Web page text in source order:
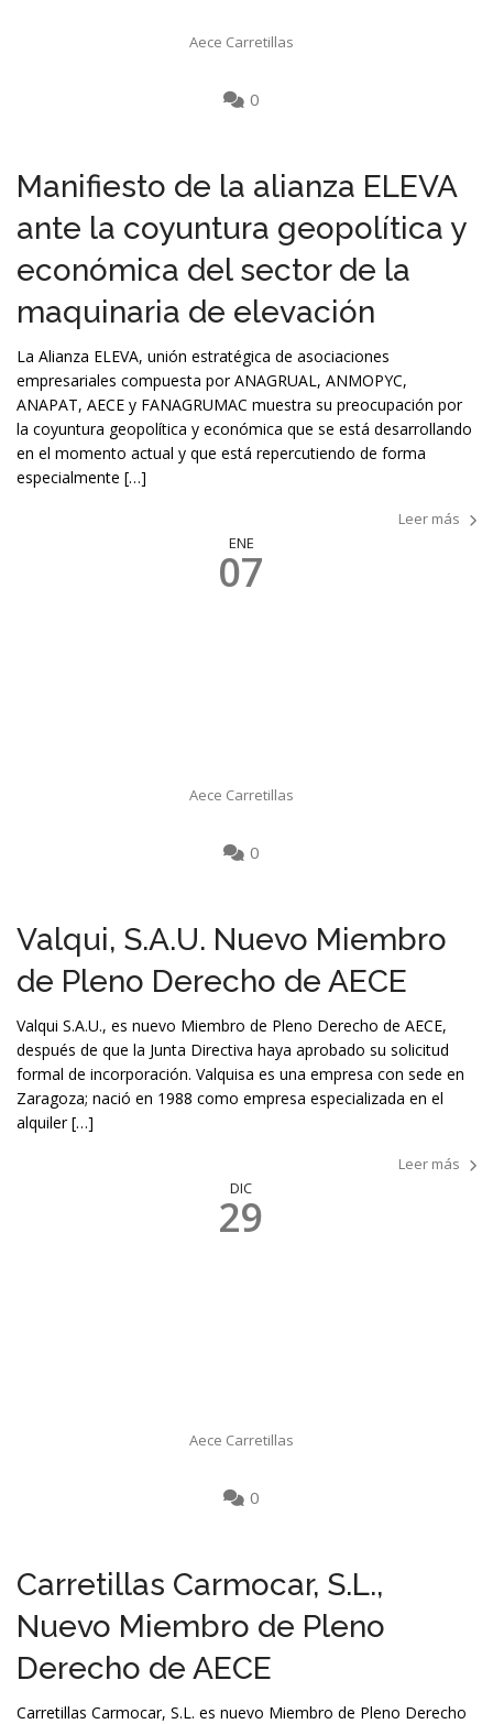
Aece Carretillas
0
Manifiesto de la alianza ELEVA
ante la coyuntura geopolítica y
económica del sector de la
maquinaria de elevación
La Alianza ELEVA, unión estratégica de asociaciones
empresariales compuesta por ANAGRUAL, ANMOPYC,
ANAPAT, AECE y FANAGRUMAC muestra su preocupación por
la coyuntura geopolítica y económica que se está desarrollando
en el momento actual y que está repercutiendo de forma
especialmente […]
Leer más
ENE
07
Aece Carretillas
0
Valqui, S.A.U. Nuevo Miembro
de Pleno Derecho de AECE
Valqui S.A.U., es nuevo Miembro de Pleno Derecho de AECE,
después de que la Junta Directiva haya aprobado su solicitud
formal de incorporación. Valquisa es una empresa con sede en
Zaragoza; nació en 1988 como empresa especializada en el
alquiler […]
Leer más
DIC
29
Aece Carretillas
0
Carretillas Carmocar, S.L.,
Nuevo Miembro de Pleno
Derecho de AECE
Carretillas Carmocar, S.L. es nuevo Miembro de Pleno Derecho